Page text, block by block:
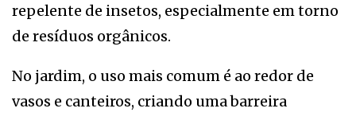
repelente de insetos, especialmente em torno
de resíduos orgânicos.
No jardim, o uso mais comum é ao redor de
vasos e canteiros, criando uma barreira